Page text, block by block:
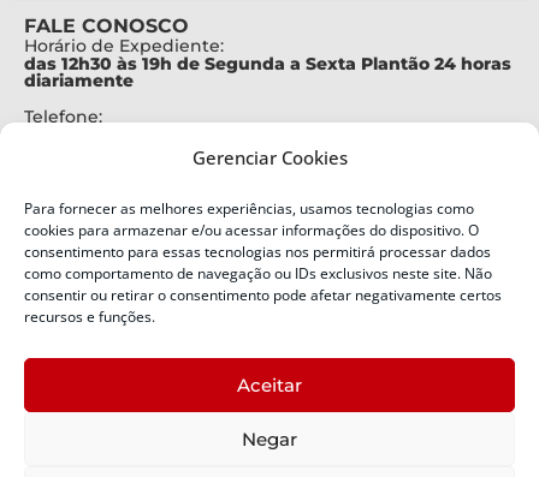
Gerenciar Cookies
Para fornecer as melhores experiências, usamos tecnologias como
cookies para armazenar e/ou acessar informações do dispositivo. O
consentimento para essas tecnologias nos permitirá processar dados
como comportamento de navegação ou IDs exclusivos neste site. Não
consentir ou retirar o consentimento pode afetar negativamente certos
recursos e funções.
Aceitar
Negar
FALE CONOSCO
Horário de Expediente:
das 12h30 às 19h de Segunda a Sexta Plantão 24 horas
diariamente
Telefone:
Alertas Defesa Civil:
SMS 40199
ENDEREÇO
Defesa Civil do Estado de Santa Catarina
Bairro:
Capoeiras, Florianópolis, SC